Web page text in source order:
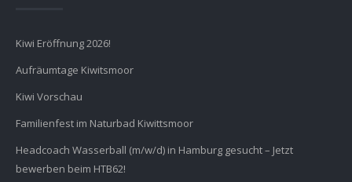
Kiwi Eröffnung 2026!
Aufräumtage Kiwitsmoor
Kiwi Vorschau
Familienfest im Naturbad Kiwittsmoor
Headcoach Wasserball (m/w/d) in Hamburg gesucht – Jetzt
bewerben beim HTB62!